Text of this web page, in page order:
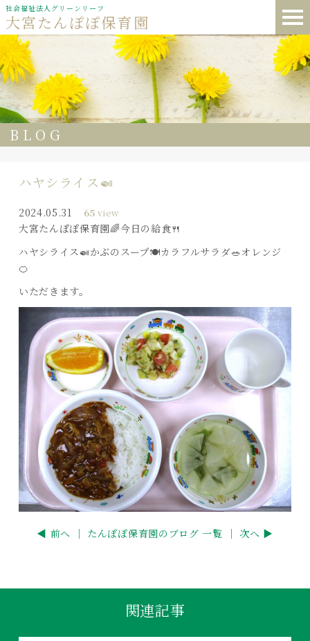
社会福祉法人グリーンリーフ
大宮たんぽぽ保育園
BLOG
ハヤシライス🍛
2024.05.31 65 view
大宮たんぽぽ保育園🌈今日の給食🍴
ハヤシライス🍛かぶのスープ🍽️カラフルサラダ🥗オレンジ
🍊
いただきます。
◀ 前へ ｜ たんぽぽ保育園のブログ 一覧 ｜ 次へ ▶
関連記事